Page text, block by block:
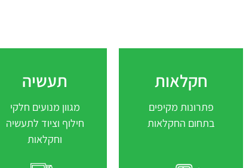
חקלאות
פתרונות מקיפים
בתחום החקלאות
חקלאות
לחץ לקריאה נוספת
תעשיה
מגוון מנועים חלקי
חילוף וציוד לתעשיה
וחקלאות
תעשיה
לחץ למידע נוסף